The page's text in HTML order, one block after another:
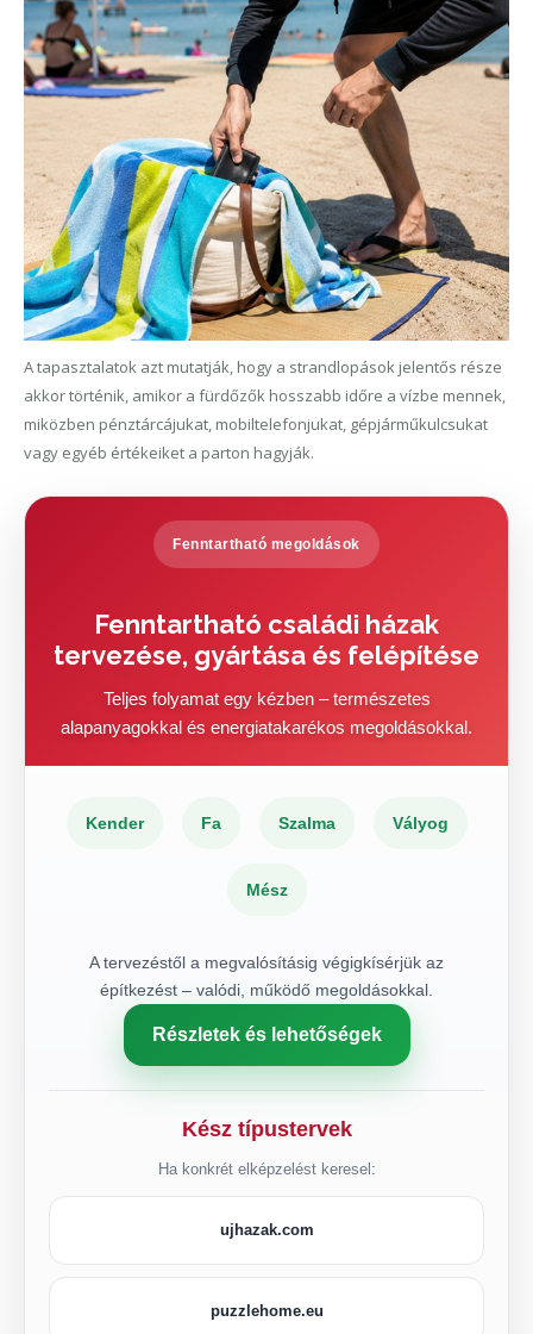
A tapasztalatok azt mutatják, hogy a strandlopások jelentős része
akkor történik, amikor a fürdőzők hosszabb időre a vízbe mennek,
miközben pénztárcájukat, mobiltelefonjukat, gépjárműkulcsukat
vagy egyéb értékeiket a parton hagyják.
Fenntartható megoldások
Fenntartható családi házak
tervezése, gyártása és felépítése
Teljes folyamat egy kézben – természetes
alapanyagokkal és energiatakarékos megoldásokkal.
Kender Fa Szalma Vályog
Mész
A tervezéstől a megvalósításig végigkísérjük az
építkezést – valódi, működő megoldásokkal.
Részletek és lehetőségek
Kész típustervek
Ha konkrét elképzelést keresel:
ujhazak.com
puzzlehome.eu